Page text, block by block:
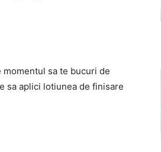
sa te bucuri de
sa aplici lotiunea de finisare